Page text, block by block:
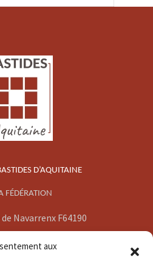
aux
D’AQUITAINE
FÉDÉRATION
Navarrenx F64190